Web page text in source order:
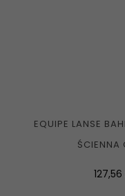
EQUIPE LANSE
ŚCIENNA
Cena
127,56